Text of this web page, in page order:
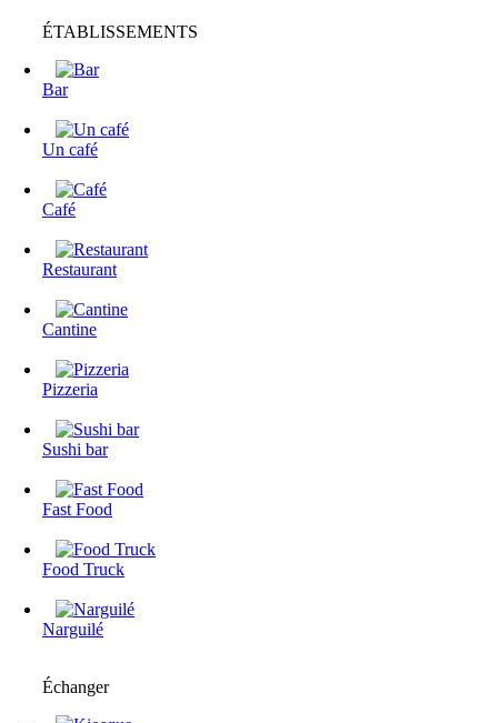
ÉTABLISSEMENTS
Bar
Un café
Café
Restaurant
Cantine
Pizzeria
Sushi bar
Fast Food
Food Truck
Narguilé
Échanger